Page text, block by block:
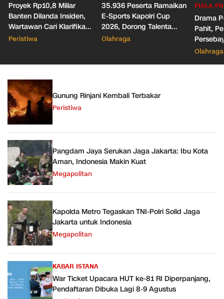
Proyek Rp10,8 Miliar
Banten Dilanda Insiden,
Wartawan Cari Klarifikasi
Malah Diblokir!
Peristiwa
35.936 Peserta Ramaikan
E-Sports Kapolri Cup
2026, Dorong Talenta
Digital dan Keamanan
Olahraga
PIALA
Drama
Pahit,
Olahraga
Gunung Rinjani Kembali Terbakar
Peristiwa
Pangdam Jaya Serukan Jaga Jakarta: Ibu Kota
Aman, Indonesia Makin Kuat
Megapolitan
Kapolda Metro Tegaskan TNI-Polri Solid Jaga
Jakarta untuk Indonesia
Megapolitan
KABAR ISTANA
War Ticket Upacara HUT ke-81 RI Diperpanjang,
Pendaftaran Dibuka Lagi 8-9 Agustus